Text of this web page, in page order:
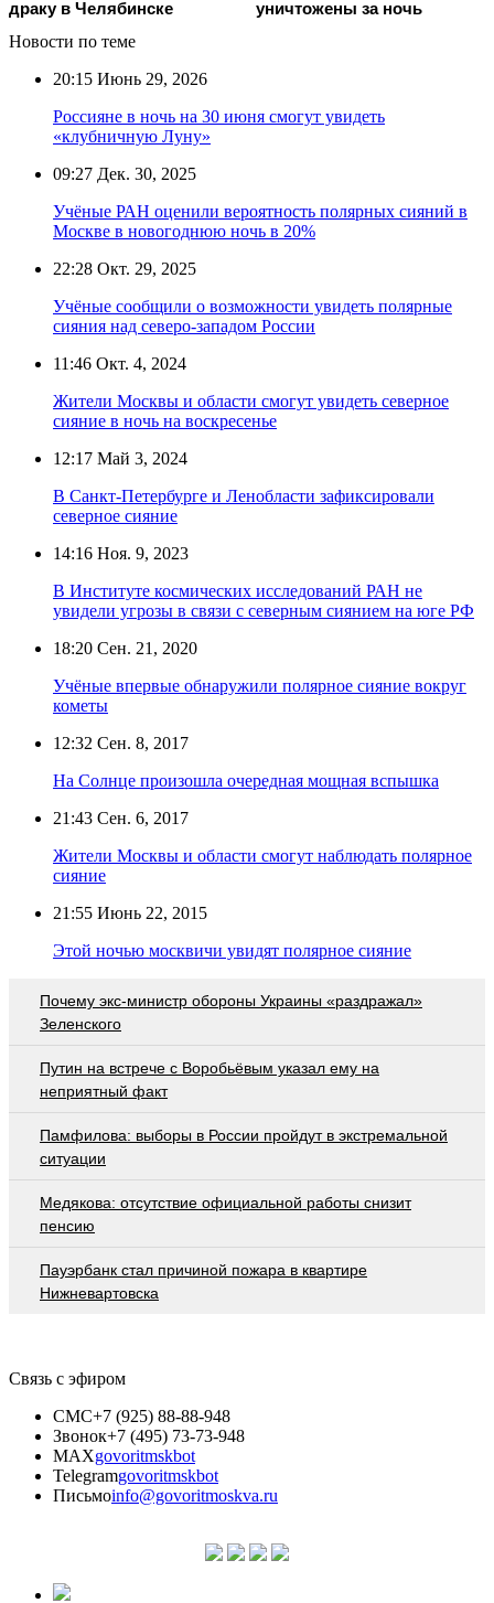
драку в Челябинске
уничтожены за ночь
Новости по теме
20:15 Июнь 29, 2026
Россияне в ночь на 30 июня смогут увидеть
«клубничную Луну»
09:27 Дек. 30, 2025
Учёные РАН оценили вероятность полярных сияний в
Москве в новогоднюю ночь в 20%
22:28 Окт. 29, 2025
Учёные сообщили о возможности увидеть полярные
сияния над северо-западом России
11:46 Окт. 4, 2024
Жители Москвы и области смогут увидеть северное
сияние в ночь на воскресенье
12:17 Май 3, 2024
В Санкт-Петербурге и Ленобласти зафиксировали
северное сияние
14:16 Ноя. 9, 2023
В Институте космических исследований РАН не
увидели угрозы в связи с северным сиянием на юге РФ
18:20 Сен. 21, 2020
Учёные впервые обнаружили полярное сияние вокруг
кометы
12:32 Сен. 8, 2017
На Солнце произошла очередная мощная вспышка
21:43 Сен. 6, 2017
Жители Москвы и области смогут наблюдать полярное
сияние
21:55 Июнь 22, 2015
Этой ночью москвичи увидят полярное сияние
Почему экс-министр обороны Украины «раздражал»
Зеленского
Путин на встрече с Воробьёвым указал ему на
неприятный факт
Памфилова: выборы в России пройдут в экстремальной
ситуации
Медякова: отсутствие официальной работы снизит
пенсию
Пауэрбанк стал причиной пожара в квартире
Нижневартовска
Связь с эфиром
СМС+7 (925) 88-88-948
Звонок+7 (495) 73-73-948
MAXgovoritmskbot
Telegramgovoritmskbot
Письмоinfo@govoritmoskva.ru